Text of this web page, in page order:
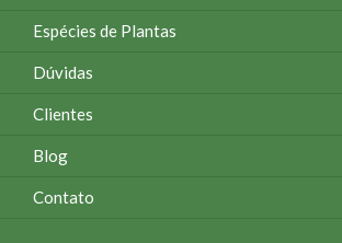
Espécies de Plantas
Dúvidas
Clientes
Blog
Contato